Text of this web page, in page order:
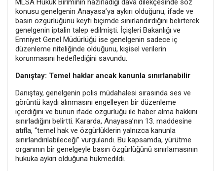
MLSA Hukuk Biriminin hazırladığı dava dilekçesinde söz
konusu genelgenin Anayasa’ya aykırı olduğunu, ifade ve
basın özgürlüğünü keyfi biçimde sınırlandırdığını belirterek
genelgenin iptalin talep edilmişti. İçişleri Bakanlığı ve
Emniyet Genel Müdürlüğü ise genelgenin sadece iç
düzenleme niteliğinde olduğunu, kişisel verilerin
korunmasını hedeflediğini savundu.
Danıştay: Temel haklar ancak kanunla sınırlanabilir
Danıştay, genelgenin polis müdahalesi sırasında ses ve
görüntü kaydı alınmasını engelleyen bir düzenleme
içerdiğini ve bunun ifade özgürlüğü ile haber alma hakkını
sınırladığını belirtti. Kararda, Anayasa’nın 13. maddesine
atıfla, “temel hak ve özgürlüklerin yalnızca kanunla
sınırlandırılabileceği” vurgulandı. Bu kapsamda, yürütme
organının bir genelgeyle basın özgürlüğünü sınırlamasının
hukuka aykırı olduğuna hükmedildi.